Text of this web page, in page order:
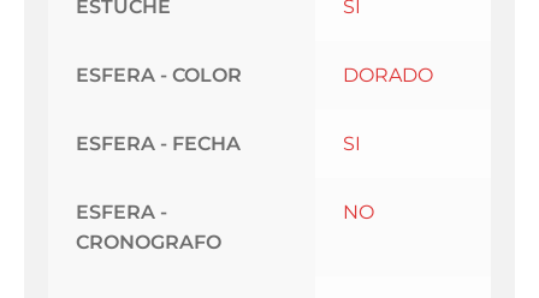
ESTUCHE SI
ESFERA - COLOR DORADO
ESFERA - FECHA SI
ESFERA -
CRONOGRAFO
NO